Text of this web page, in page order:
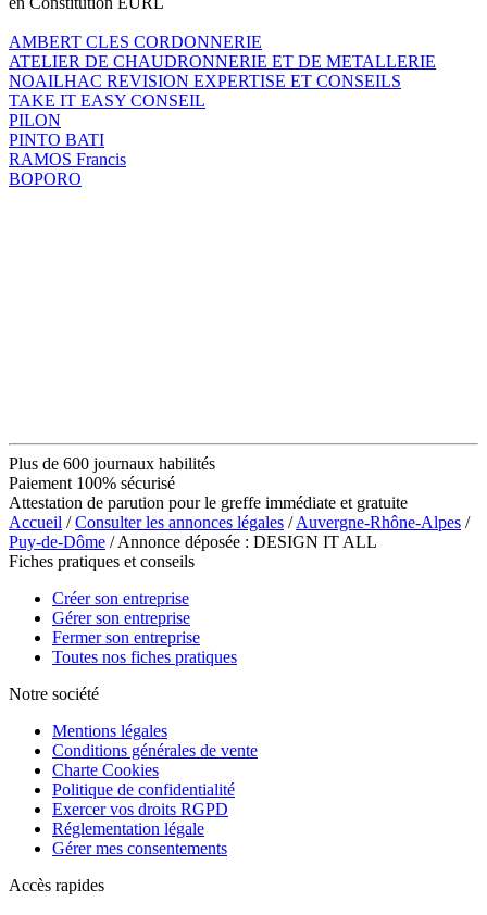
AMBERT CLES CORDONNERIE
ATELIER DE CHAUDRONNERIE ET DE METALLERIE
NOAILHAC REVISION EXPERTISE ET CONSEILS
TAKE IT EASY CONSEIL
PILON
PINTO BATI
RAMOS Francis
BOPORO
Plus de 600 journaux habilités
Paiement 100% sécurisé
Attestation de parution pour le greffe immédiate et gratuite
Accueil /Consulter les annonces légales /Auvergne-Rhône-Alpes /
Puy-de-Dôme / Annonce déposée : DESIGN IT ALL
Fiches pratiques et conseils
Créer son entreprise
Gérer son entreprise
Fermer son entreprise
Toutes nos fiches pratiques
Notre société
Mentions légales
Conditions générales de vente
Charte Cookies
Politique de confidentialité
Exercer vos droits RGPD
Réglementation légale
Gérer mes consentements
Accès rapides